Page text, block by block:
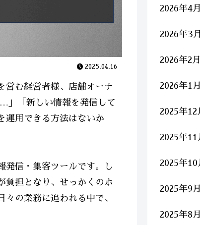
2025.04.16
営む経営者様、店舗オーナ
」「新しい情報を発信して
運用できる方法はないか
発信・集客ツールです。し
負担となり、せっかくのホ
の業務に追われる中で、
2026年4月
2026年3月
2026年2月
2026年1月
2025年12
2025年11
2025年10
2025年9月
2025年8月